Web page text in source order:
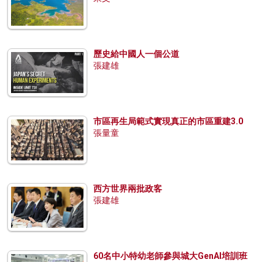
歷史給中國人一個公道
張建雄
市區再生局範式實現真正的市區重建3.0
張量童
西方世界兩批政客
張建雄
60名中小特幼老師參與城大GenAI培訓班